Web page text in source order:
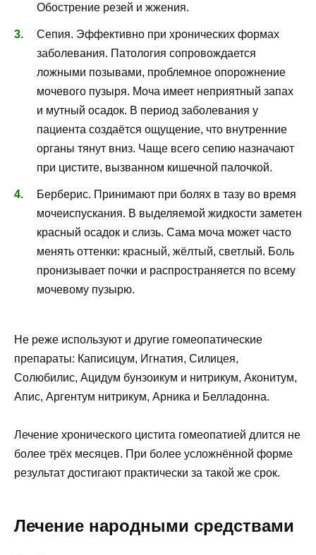
Обострение резей и жжения.
Сепия. Эффективно при хронических формах
заболевания. Патология сопровождается
ложными позывами, проблемное опорожнение
мочевого пузыря. Моча имеет неприятный запах
и мутный осадок. В период заболевания у
пациента создаётся ощущение, что внутренние
органы тянут вниз. Чаще всего сепию назначают
при цистите, вызванном кишечной палочкой.
Берберис. Принимают при болях в тазу во время
мочеиспускания. В выделяемой жидкости заметен
красный осадок и слизь. Сама моча может часто
менять оттенки: красный, жёлтый, светлый. Боль
пронизывает почки и распространяется по всему
мочевому пузырю.
Не реже используют и другие гомеопатические
препараты: Каписицум, Игнатия, Силицея,
Солюбилис, Ацидум бунзоикум и нитрикум, Аконитум,
Апис, Аргентум нитрикум, Арника и Белладонна.
Лечение хронического цистита гомеопатией длится не
более трёх месяцев. При более усложнённой форме
результат достигают практически за такой же срок.
Лечение народными средствами